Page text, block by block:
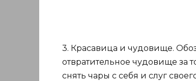
3. Красавица и чудовище.
отвратительное чудовище за
снять чары с себя и слуг